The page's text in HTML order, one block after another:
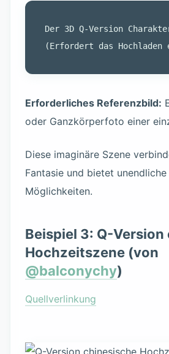
Der 3D Q-Version
Erforderliches Referenzbild:
oder Ganzkörperfoto einer
Diese imaginäre Szene
Fantasie und bietet
Möglichkeiten.
Beispiel 3: Q-
Hochzeitszene (von
@balconychy)
Quellverlinkung